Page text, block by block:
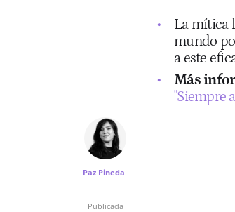
La mítica
mundo
a este
Más
"Siempre
Paz Pineda
Publicada